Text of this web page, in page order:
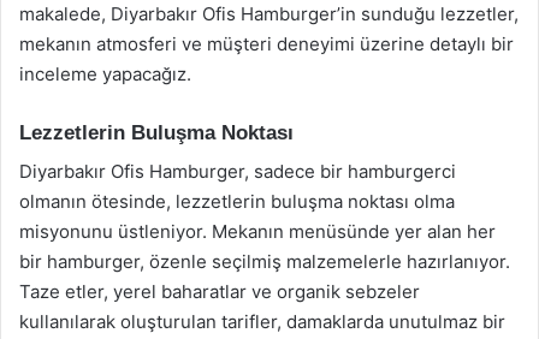
makalede, Diyarbakır Ofis Hamburger’in sunduğu lezzetler,
mekanın atmosferi ve müşteri deneyimi üzerine detaylı bir
inceleme yapacağız.
Lezzetlerin Buluşma Noktası
Diyarbakır Ofis Hamburger, sadece bir hamburgerci
olmanın ötesinde, lezzetlerin buluşma noktası olma
misyonunu üstleniyor. Mekanın menüsünde yer alan her
bir hamburger, özenle seçilmiş malzemelerle hazırlanıyor.
Taze etler, yerel baharatlar ve organik sebzeler
kullanılarak oluşturulan tarifler, damaklarda unutulmaz bir